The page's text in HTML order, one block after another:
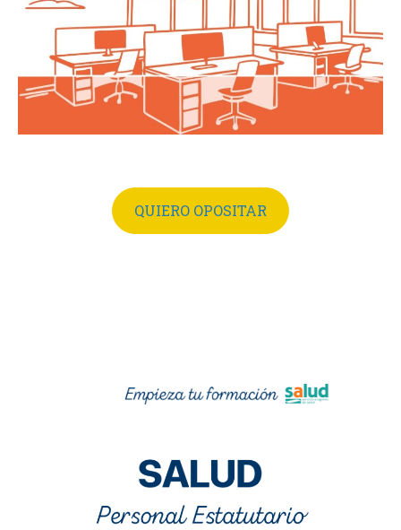
QUIERO OPOSITAR